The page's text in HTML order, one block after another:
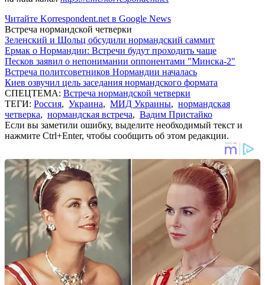
Читайте Korrespondent.net в Google News
Встреча нормандской четверки
Зеленский и Шольц обсудили нормандский саммит
Ермак о Нормандии: Встречи будут проходить чаще
Песков заявил о непонимании оппонентами "Минска-2"
Встреча политсоветников Нормандии началась
Киев озвучил цель заседания нормандского формата
СПЕЦТЕМА: Встреча нормандской четверки
ТЕГИ: Россия, Украина, МИД Украины, нормандская
четверка, нормандская встреча, Вадим Пристайко
Если вы заметили ошибку, выделите необходимый текст и
нажмите Ctrl+Enter, чтобы сообщить об этом редакции.